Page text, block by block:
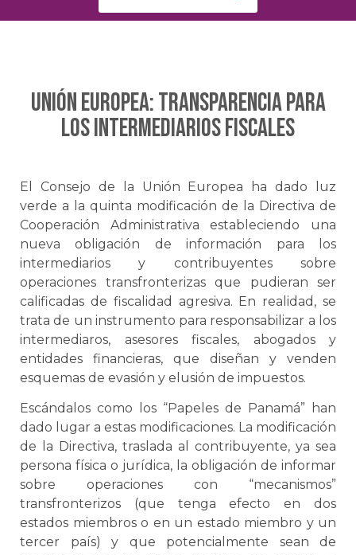
UNIÓN EUROPEA: Transparencia para
los intermediarios fiscales
El Consejo de la Unión Europea ha dado luz
verde a la quinta modificación de la Directiva de
Cooperación Administrativa estableciendo una
nueva obligación de información para los
intermediarios y contribuyentes sobre
operaciones transfronterizas que pudieran ser
calificadas de fiscalidad agresiva. En realidad, se
trata de un instrumento para responsabilizar a los
intermediaros, asesores fiscales, abogados y
entidades financieras, que diseñan y venden
esquemas de evasión y elusión de impuestos.
Escándalos como los “Papeles de Panamá” han
dado lugar a estas modificaciones. La modificación
de la Directiva, traslada al contribuyente, ya sea
persona física o jurídica, la obligación de informar
sobre operaciones con “mecanismos”
transfronterizos (que tenga efecto en dos
estados miembros o en un estado miembro y un
tercer país) y que potencialmente sean de